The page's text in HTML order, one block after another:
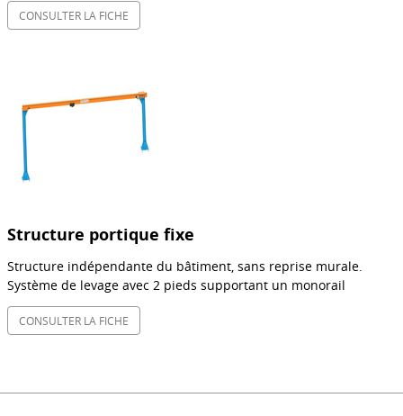
CONSULTER LA FICHE
Structure portique fixe
Structure indépendante du bâtiment, sans reprise murale.
Système de levage avec 2 pieds supportant un monorail
CONSULTER LA FICHE